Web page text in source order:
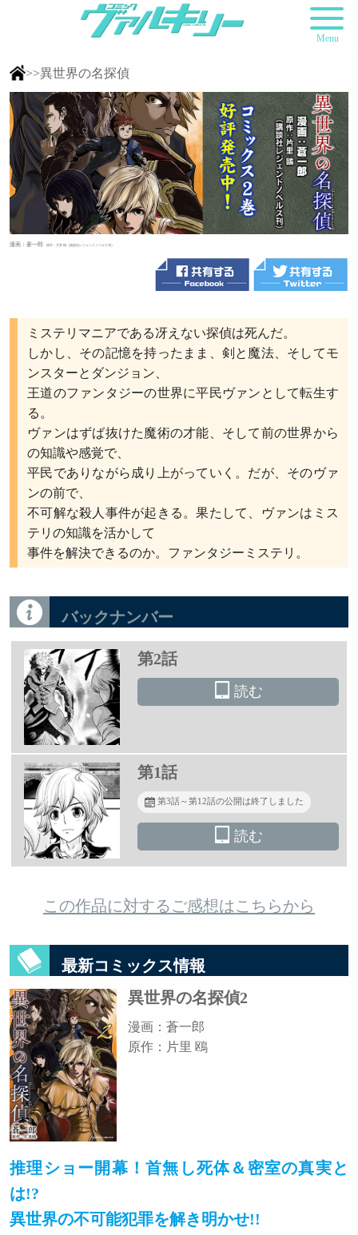
Menu
>>異世界の名探偵
漫画：蒼一郎 原作：片里 鴎（講談社レジェンドノベルス刊）
ミステリマニアである冴えない探偵は死んだ。
しかし、その記憶を持ったまま、剣と魔法、そしてモ
ンスターとダンジョン、
王道のファンタジーの世界に平民ヴァンとして転生す
る。
ヴァンはずば抜けた魔術の才能、そして前の世界から
の知識や感覚で、
平民でありながら成り上がっていく。だが、そのヴァ
ンの前で、
不可解な殺人事件が起きる。果たして、ヴァンはミス
テリの知識を活かして
事件を解決できるのか。ファンタジーミステリ。
バックナンバー
第2話
読む
第1話
第3話～第12話の公開は終了しました
読む
この作品に対するご感想はこちらから
最新コミックス情報
異世界の名探偵2
漫画：蒼一郎
原作：片里 鴎
推理ショー開幕！首無し死体＆密室の真実と
は!?
異世界の不可能犯罪を解き明かせ!!